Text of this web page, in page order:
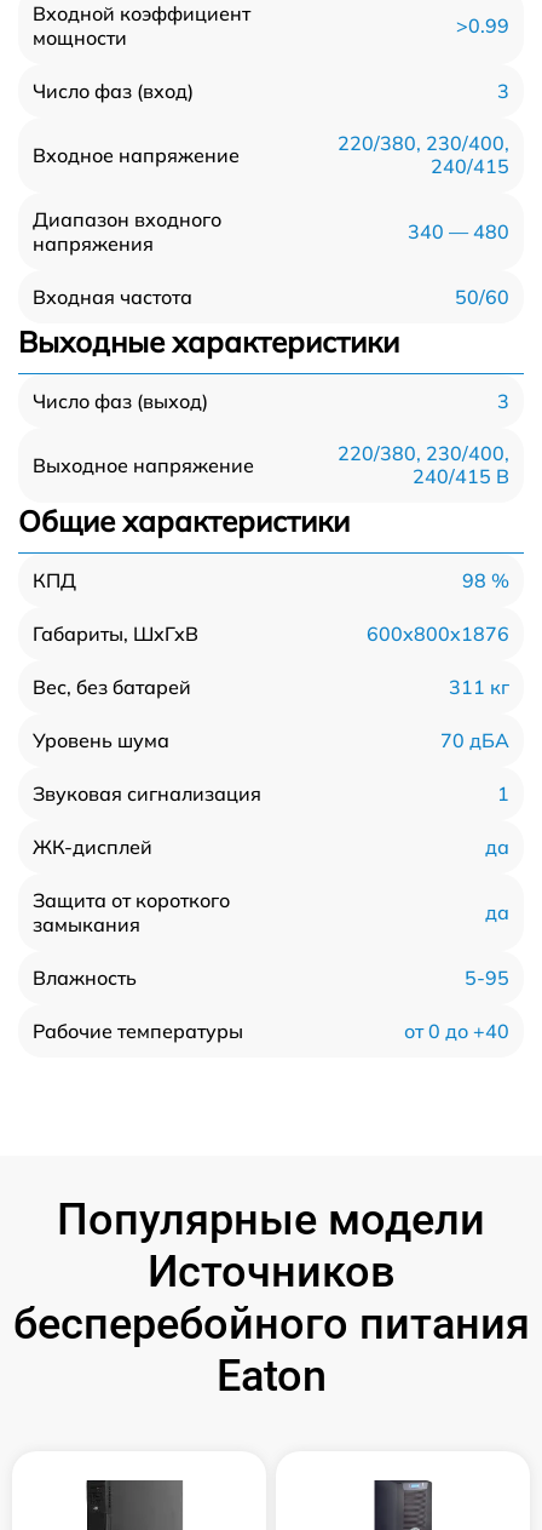
Входной коэффициент
мощности
>0.99
Число фаз (вход) 3
Входное напряжение
220/380, 230/400,
240/415
Диапазон входного
напряжения
340 — 480
Входная частота 50/60
Выходные характеристики
Число фаз (выход) 3
Выходное напряжение
220/380, 230/400,
240/415 В
Общие характеристики
КПД 98 %
Габариты, ШхГхВ 600x800x1876
Вес, без батарей 311 кг
Уровень шума 70 дБА
Звуковая сигнализация 1
ЖК-дисплей да
Защита от короткого
замыкания
да
Влажность 5-95
Рабочие температуры от 0 до +40
Популярные модели
Источников
бесперебойного питания
Eaton